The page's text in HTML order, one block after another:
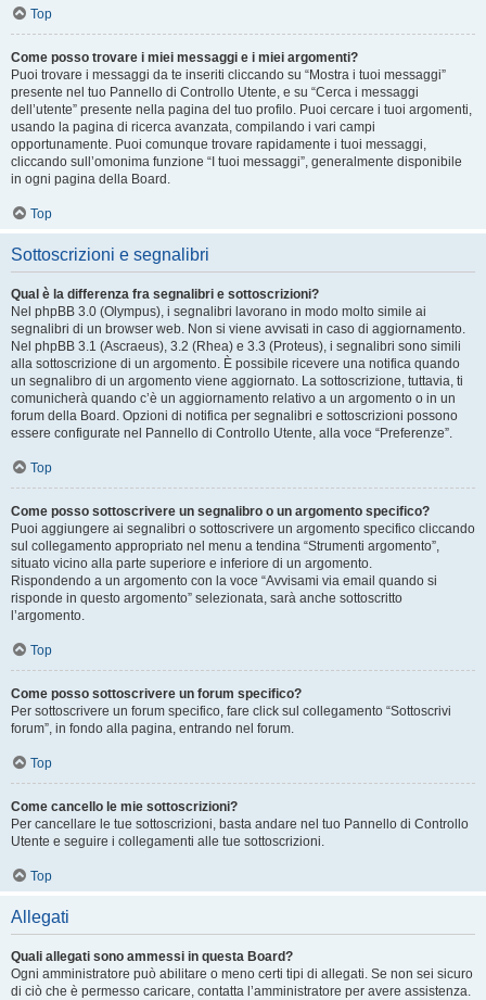
Top
Come posso trovare i miei messaggi e i miei argomenti?
Puoi trovare i messaggi da te inseriti cliccando su “Mostra i tuoi messaggi”
presente nel tuo Pannello di Controllo Utente, e su “Cerca i messaggi
dell’utente” presente nella pagina del tuo profilo. Puoi cercare i tuoi argomenti,
usando la pagina di ricerca avanzata, compilando i vari campi
opportunamente. Puoi comunque trovare rapidamente i tuoi messaggi,
cliccando sull’omonima funzione “I tuoi messaggi”, generalmente disponibile
in ogni pagina della Board.
Top
Sottoscrizioni e segnalibri
Qual è la differenza fra segnalibri e sottoscrizioni?
Nel phpBB 3.0 (Olympus), i segnalibri lavorano in modo molto simile ai
segnalibri di un browser web. Non si viene avvisati in caso di aggiornamento.
Nel phpBB 3.1 (Ascraeus), 3.2 (Rhea) e 3.3 (Proteus), i segnalibri sono simili
alla sottoscrizione di un argomento. È possibile ricevere una notifica quando
un segnalibro di un argomento viene aggiornato. La sottoscrizione, tuttavia, ti
comunicherà quando c’è un aggiornamento relativo a un argomento o in un
forum della Board. Opzioni di notifica per segnalibri e sottoscrizioni possono
essere configurate nel Pannello di Controllo Utente, alla voce “Preferenze”.
Top
Come posso sottoscrivere un segnalibro o un argomento specifico?
Puoi aggiungere ai segnalibri o sottoscrivere un argomento specifico cliccando
sul collegamento appropriato nel menu a tendina “Strumenti argomento”,
situato vicino alla parte superiore e inferiore di un argomento.
Rispondendo a un argomento con la voce “Avvisami via email quando si
risponde in questo argomento” selezionata, sarà anche sottoscritto
l’argomento.
Top
Come posso sottoscrivere un forum specifico?
Per sottoscrivere un forum specifico, fare click sul collegamento “Sottoscrivi
forum”, in fondo alla pagina, entrando nel forum.
Top
Come cancello le mie sottoscrizioni?
Per cancellare le tue sottoscrizioni, basta andare nel tuo Pannello di Controllo
Utente e seguire i collegamenti alle tue sottoscrizioni.
Top
Allegati
Quali allegati sono ammessi in questa Board?
Ogni amministratore può abilitare o meno certi tipi di allegati. Se non sei sicuro
di ciò che è permesso caricare, contatta l’amministratore per avere assistenza.